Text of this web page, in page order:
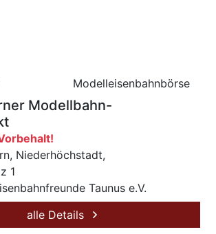
Modelleisenbahnbörse
Modellbahn-
Niederhöchstadt,
1
Taunus e.V.
alle Details